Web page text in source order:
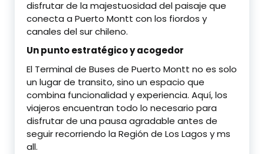
disfrutar de la majestuosidad del paisaje que
conecta a Puerto Montt con los fiordos y
canales del sur chileno.
Un punto estratégico y acogedor
El Terminal de Buses de Puerto Montt no es solo
un lugar de transito, sino un espacio que
combina funcionalidad y experiencia. Aquí, los
viajeros encuentran todo lo necesario para
disfrutar de una pausa agradable antes de
seguir recorriendo la Región de Los Lagos y ms
all.